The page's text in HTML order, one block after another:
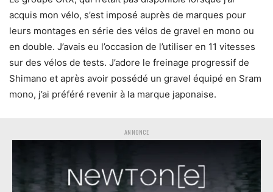
acquis mon vélo, s’est imposé auprès de marques pour
leurs montages en série des vélos de gravel en mono ou
en double. J’avais eu l’occasion de l’utiliser en 11 vitesses
sur des vélos de tests. J’adore le freinage progressif de
Shimano et après avoir possédé un gravel équipé en Sram
mono, j’ai préféré revenir à la marque japonaise.
ANNONCE